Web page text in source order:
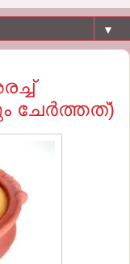
▼
ചേര്‍ത്തത്)